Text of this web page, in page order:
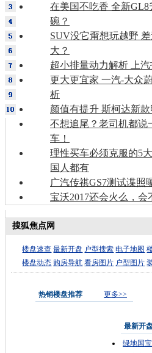
在美国不吃香 全新GL8
碗？
SUV没它甭想玩越野
大？
超小排量动力解析 上
更大更宜家 一汽-大众
析
颜值有提升 斯柯达新
不想追尾？老司机都说
车！
理性买车必须克服的5
国人都有
广汽传祺GS7测试谍照
宝沃2017还会火么，会
搜狐焦点网
楼盘速查 最新开盘 户型搜索 电子地图
楼盘动态 购房导航 看房图片 户型图片
热销楼盘推荐 更多>>
最新开
绿地国